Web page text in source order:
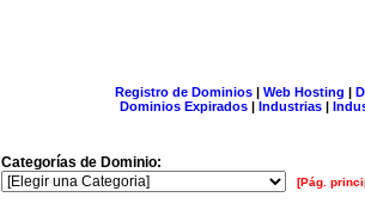
Registro de Dominios| Web Hosting |
Dominios Expirados | Industrias |
Categorías de Dominio:
[Pág.